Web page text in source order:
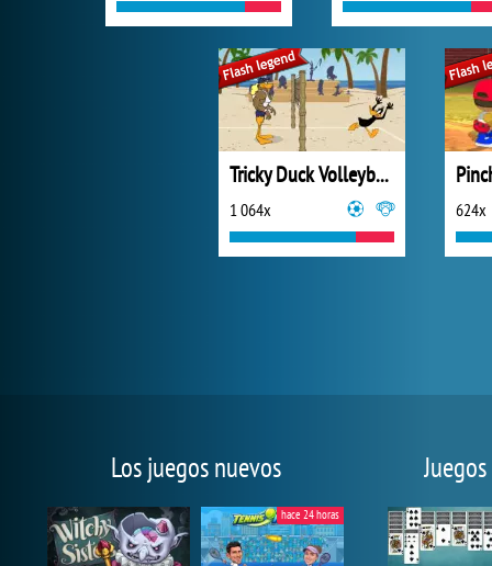
Tricky Duck Volleyball
1 064x 624x
Los juegos nuevos
hace 24 horas